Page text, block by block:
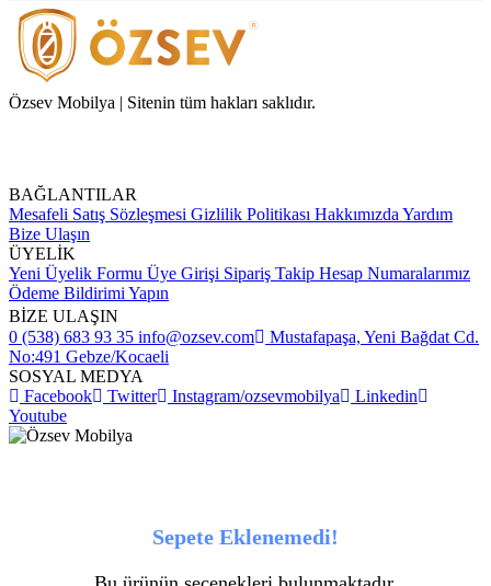
Özsev Mobilya | Sitenin tüm hakları saklıdır.
BAĞLANTILAR
Mesafeli Satış Sözleşmesi Gizlilik Politikası Hakkımızda Yardım
Bize Ulaşın
ÜYELİK
Yeni Üyelik Formu Üye Girişi Sipariş Takip Hesap Numaralarımız
Ödeme Bildirimi Yapın
BİZE ULAŞIN
0 (538) 683 93 35 info@ozsev.com
Mustafapaşa, Yeni Bağdat Cd.
No:491 Gebze/Kocaeli
SOSYAL MEDYA
Facebook
Twitter Instagram/ozsevmobilya
Linkedin
Youtube
Sepete Eklenemedi!